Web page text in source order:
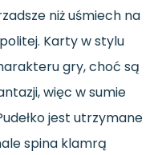
niż uśmiech na
Karty w stylu
gry, choć są
więc w sumie
jest utrzymane
spina klamrą